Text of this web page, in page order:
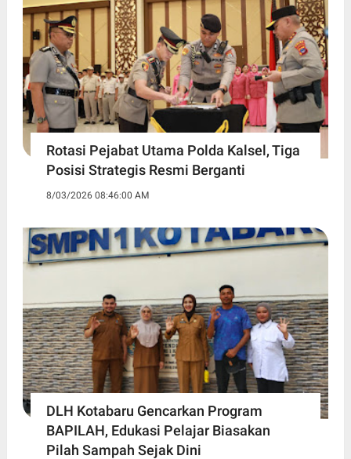
Rotasi Pejabat Utama Polda Kalsel, Tiga
Posisi Strategis Resmi Berganti
8/03/2026 08:46:00 AM
DLH Kotabaru Gencarkan Program
BAPILAH, Edukasi Pelajar Biasakan
Pilah Sampah Sejak Dini